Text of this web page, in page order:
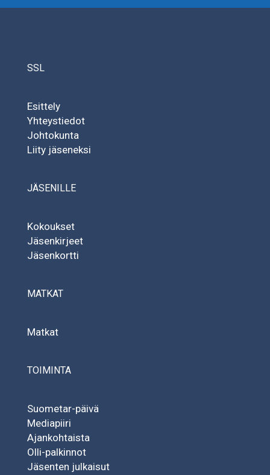
SSL
Esittely
Yhteystiedot
Johtokunta
Liity jäseneksi
JÄSENILLE
Kokoukset
Jäsenkirjeet
Jäsenkortti
MATKAT
Matkat
TOIMINTA
Suometar-päivä
Mediapiiri
Ajankohtaista
Olli-palkinnot
Jäsenten julkaisut